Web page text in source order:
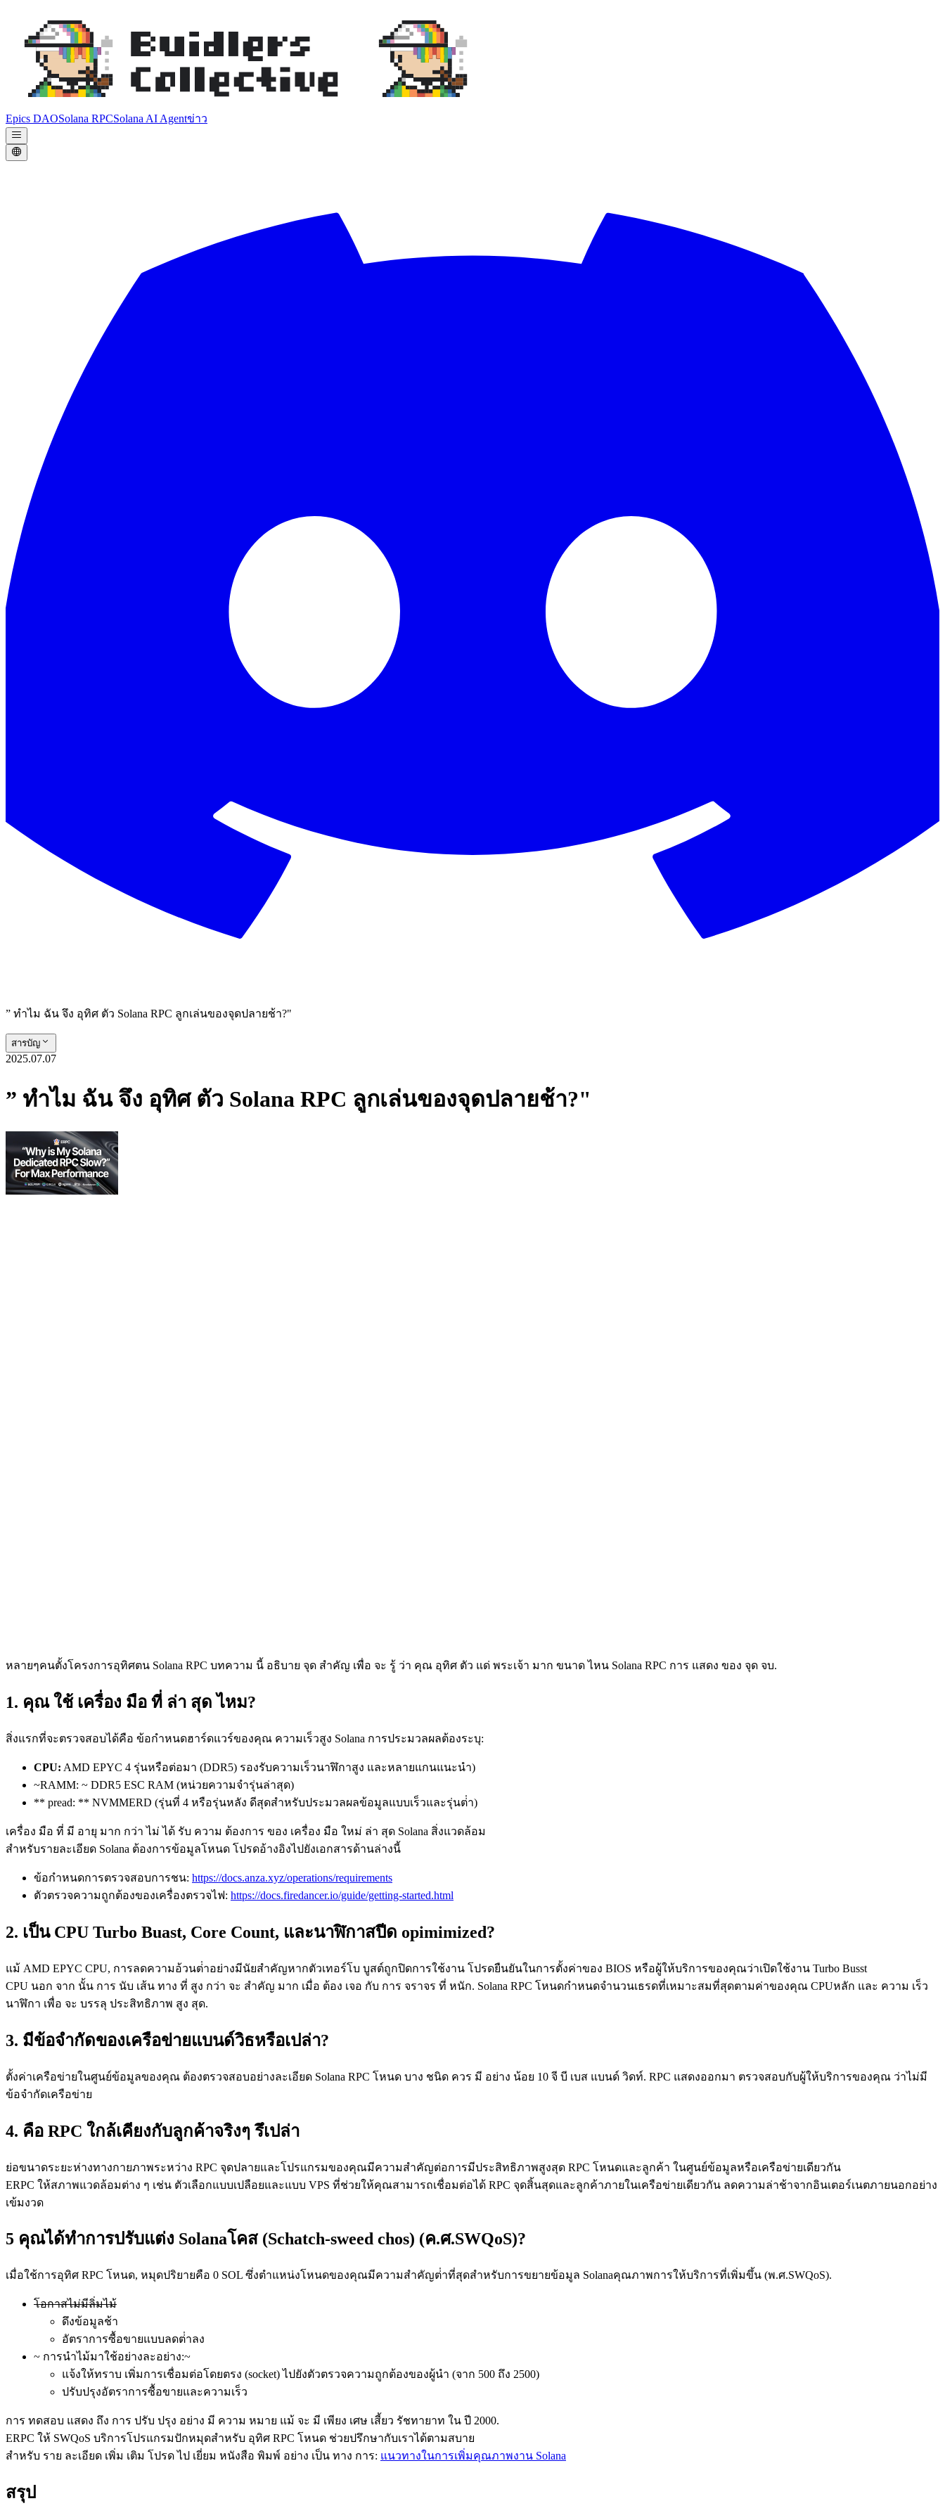
Epics DAOSolana RPCSolana AI Agentข่าว
” ทําไม ฉัน จึง อุทิศ ตัว Solana RPC ลูกเล่นของจุดปลายช้า?"
สารบัญ
2025.07.07
” ทําไม ฉัน จึง อุทิศ ตัว Solana RPC ลูกเล่นของจุดปลายช้า?"
หลายๆคนตั้งโครงการอุทิศตน Solana RPC บทความ นี้ อธิบาย จุด สําคัญ เพื่อ จะ รู้ ว่า คุณ อุทิศ ตัว แด่ พระเจ้า มาก ขนาด ไหน Solana RPC การ แสดง ของ จุด จบ.
1. คุณ ใช้ เครื่อง มือ ที่ ล่า สุด ไหม?
สิ่งแรกที่จะตรวจสอบได้คือ ข้อกําหนดฮาร์ดแวร์ของคุณ ความเร็วสูง Solana การประมวลผลต้องระบุ:
CPU: AMD EPYC 4 รุ่นหรือต่อมา (DDR5) รองรับความเร็วนาฬิกาสูง และหลายแกนแนะนํา)
~RAMM: ~ DDR5 ESC RAM (หน่วยความจํารุ่นล่าสุด)
** pread: ** NVMMERD (รุ่นที่ 4 หรือรุ่นหลัง ดีสุดสําหรับประมวลผลข้อมูลแบบเร็วและรุ่นต่ํา)
เครื่อง มือ ที่ มี อายุ มาก กว่า ไม่ ได้ รับ ความ ต้องการ ของ เครื่อง มือ ใหม่ ล่า สุด Solana สิ่งแวดล้อม
สําหรับรายละเอียด Solana ต้องการข้อมูลโหนด โปรดอ้างอิงไปยังเอกสารด้านล่างนี้
ข้อกําหนดการตรวจสอบการชน: https://docs.anza.xyz/operations/requirements
ตัวตรวจความถูกต้องของเครื่องตรวจไฟ: https://docs.firedancer.io/guide/getting-started.html
2. เป็น CPU Turbo Buast, Core Count, และนาฬิกาสปีด opimimized?
แม้ AMD EPYC CPU, การลดความอ้วนต่ําอย่างมีนัยสําคัญหากตัวเทอร์โบ บูสต์ถูกปิดการใช้งาน โปรดยืนยันในการตั้งค่าของ BIOS หรือผู้ให้บริการของคุณว่าเปิดใช้งาน Turbo Busst
CPU นอก จาก นั้น การ นับ เส้น ทาง ที่ สูง กว่า จะ สําคัญ มาก เมื่อ ต้อง เจอ กับ การ จราจร ที่ หนัก. Solana RPC โหนดกําหนดจํานวนเธรดที่เหมาะสมที่สุดตามค่าของคุณ CPUหลัก และ ความ เร็ว
นาฬิกา เพื่อ จะ บรรลุ ประสิทธิภาพ สูง สุด.
3. มีข้อจํากัดของเครือข่ายแบนด์วิธหรือเปล่า?
ตั้งค่าเครือข่ายในศูนย์ข้อมูลของคุณ ต้องตรวจสอบอย่างละเอียด Solana RPC โหนด บาง ชนิด ควร มี อย่าง น้อย 10 จี บี เบส แบนด์ วิดท์. RPC แสดงออกมา ตรวจสอบกับผู้ให้บริการของคุณ ว่าไม่มี
ข้อจํากัดเครือข่าย
4. คือ RPC ใกล้เคียงกับลูกค้าจริงๆ รึเปล่า
ย่อขนาดระยะห่างทางกายภาพระหว่าง RPC จุดปลายและโปรแกรมของคุณมีความสําคัญต่อการมีประสิทธิภาพสูงสุด RPC โหนดและลูกค้า ในศูนย์ข้อมูลหรือเครือข่ายเดียวกัน
ERPC ให้สภาพแวดล้อมต่าง ๆ เช่น ตัวเลือกแบบเปลือยและแบบ VPS ที่ช่วยให้คุณสามารถเชื่อมต่อได้ RPC จุดสิ้นสุดและลูกค้าภายในเครือข่ายเดียวกัน ลดความล่าช้าจากอินเตอร์เนตภายนอกอย่าง
เข้มงวด
5 คุณได้ทําการปรับแต่ง Solanaโคส (Schatch-sweed chos) (ค.ศ.SWQoS)?
เมื่อใช้การอุทิศ RPC โหนด, หมุดปริยายคือ 0 SOL ซึ่งตําแหน่งโหนดของคุณมีความสําคัญต่ําที่สุดสําหรับการขยายข้อมูล Solanaคุณภาพการให้บริการที่เพิ่มขึ้น (พ.ศ.SWQoS).
โอกาสไม่มีลิ่มไม้
ดึงข้อมูลช้า
อัตราการซื้อขายแบบลดต่ําลง
~ การนําไม้มาใช้อย่างละอย่าง:~
แจ้งให้ทราบ เพิ่มการเชื่อมต่อโดยตรง (socket) ไปยังตัวตรวจความถูกต้องของผู้นํา (จาก 500 ถึง 2500)
ปรับปรุงอัตราการซื้อขายและความเร็ว
การ ทดสอบ แสดง ถึง การ ปรับ ปรุง อย่าง มี ความ หมาย แม้ จะ มี เพียง เศษ เสี้ยว รัชทายาท ใน ปี 2000.
ERPC ให้ SWQoS บริการโปรแกรมปักหมุดสําหรับ อุทิศ RPC โหนด ช่วยปรึกษากับเราได้ตามสบาย
สําหรับ ราย ละเอียด เพิ่ม เติม โปรด ไป เยี่ยม หนังสือ พิมพ์ อย่าง เป็น ทาง การ: แนวทางในการเพิ่มคุณภาพงาน Solana
สรุป